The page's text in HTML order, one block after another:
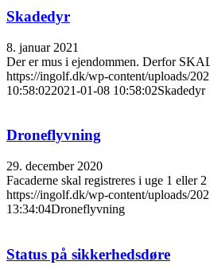
Skadedyr
8. januar 2021
Der er mus i ejendommen. Derfor
https://ingolf.dk/wp-content/uploads/
10:58:022021-01-08 10:58:02Skadedyr
Droneflyvning
29. december 2020
Facaderne skal registreres i uge 1 eller
https://ingolf.dk/wp-content/uploads/
13:34:04Droneflyvning
Status på sikkerhedsdøre